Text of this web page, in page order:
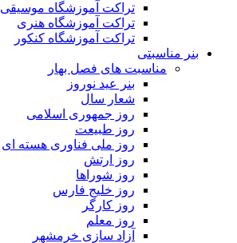
تراکت آموزشگاه موسیقی
تراکت آموزشگاه هنری
تراکت آموزشگاه کنکور
بنر مناسبتی
مناسبت های فصل بهار
بنر عید نوروز
شعار سال
روز جمهوری اسلامی
روز طبیعت
روز ملی فناوری هسته ای
روز ارتش
روز شوراها
روز خلیج فارس
روز کارگر
روز معلم
آزاد سازی خرمشهر